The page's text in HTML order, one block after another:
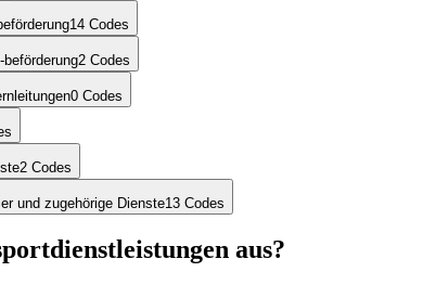
14 Codes
2 Codes
0 Codes
2 Codes
und zugehörige Dienste13 Codes
aus?